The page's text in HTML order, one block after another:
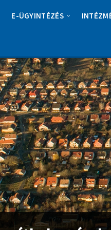
E-ÜGYINTÉZÉS